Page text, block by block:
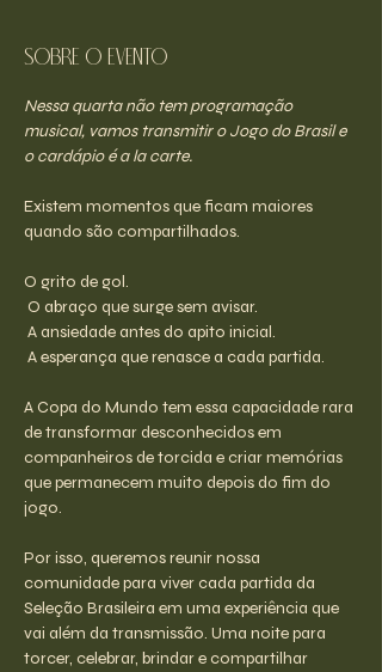
Sobre o evento
Nessa quarta não tem programação
musical, vamos transmitir o Jogo do Brasil e
o cardápio é a la carte.
Existem momentos que ficam maiores
quando são compartilhados.
O grito de gol.
O abraço que surge sem avisar.
A ansiedade antes do apito inicial.
A esperança que renasce a cada partida.
A Copa do Mundo tem essa capacidade rara
de transformar desconhecidos em
companheiros de torcida e criar memórias
que permanecem muito depois do fim do
jogo.
Por isso, queremos reunir nossa
comunidade para viver cada partida da
Seleção Brasileira em uma experiência que
vai além da transmissão. Uma noite para
torcer, celebrar, brindar e compartilhar